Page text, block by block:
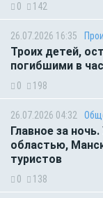
0 142
26.07.2026 16:35
Троих детей,
погибшими в
0 198
26.07.2026 04:32
Главное за
областью,
туристов
0 138